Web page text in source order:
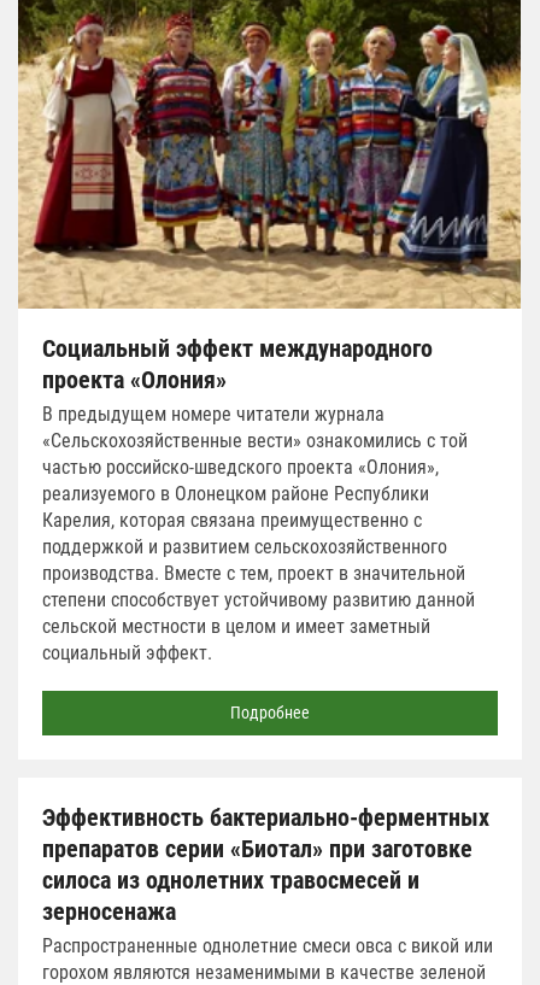
Социальный эффект международного
проекта «Олония»
В предыдущем номере читатели журнала
«Сельскохозяйственные вести» ознакомились с той
частью российско-шведского проекта «Олония»,
реализуемого в Олонецком районе Республики
Карелия, которая связана преимущественно с
поддержкой и развитием сельскохозяйственного
производства. Вместе с тем, проект в значительной
степени способствует устойчивому развитию данной
сельской местности в целом и имеет заметный
социальный эффект.
Подробнее
Эффективность бактериально-ферментных
препаратов серии «Биотал» при заготовке
силоса из однолетних травосмесей и
зерносенажа
Распространенные однолетние смеси овса с викой или
горохом являются незаменимыми в качестве зеленой